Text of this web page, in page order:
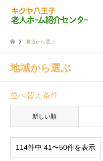
地域から選ぶ
地域から選ぶ
並べ替え条件
新しい順
114件中 41〜50件を表示